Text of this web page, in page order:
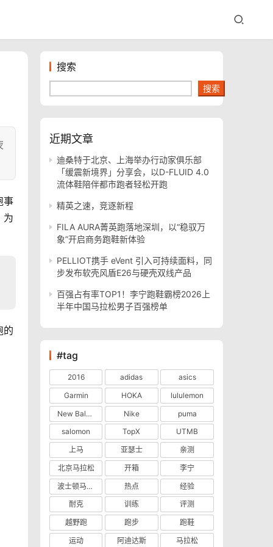
事
为
的
搜索
搜索
近期文章
迪桑特于北京、上海举办行动家俱乐部
「缓震新境界」分享会，以D-FLUID 4.0
流体鞋陪伴都市跑者轻松开跑
精英之速，竞逐新程
FILA AURA菁英跑落地深圳，以“稳驭万
象”开启商务跑鞋新体验
PELLIOT携手 eVent 引入可持续面料，同
步发布软壳风盾E26与硬壳双线产品
百强占有率TOP1！李宁跑鞋霸榜2026上
半年中国马拉松男子百强榜单
#tag
2016 adidas
asics
Garmin
HOKA
lululemon
New Balance
Nike
puma
salomon
TopX
UTMB
上马
亚瑟士
亲测
北京马拉松
开箱
李宁
波士顿马拉松
热点
经验
耐克
训练
评测
越野跑
跑步
跑鞋
运动
阿迪达斯 马拉松